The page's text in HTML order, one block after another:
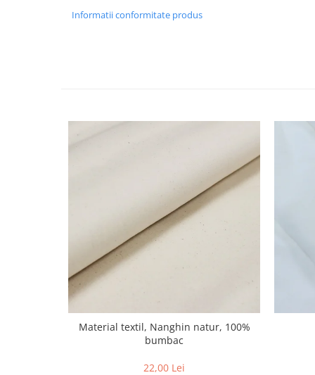
Informatii conformitate produs
Material textil, Nanghin natur, 100%
bumbac
22,00 Lei